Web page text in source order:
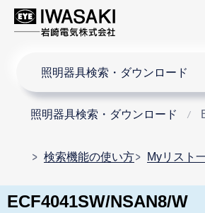
照明器具検索・ダウンロード
照明器具検索・ダウンロード
検索機能の使い方 Myリスト
ECF4041SW/NSAN8/W